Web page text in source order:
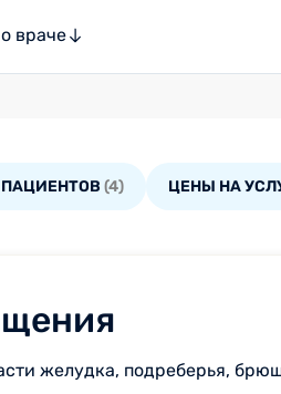
враче
(4) ЦЕНЫ НА
желудка, подреберья,